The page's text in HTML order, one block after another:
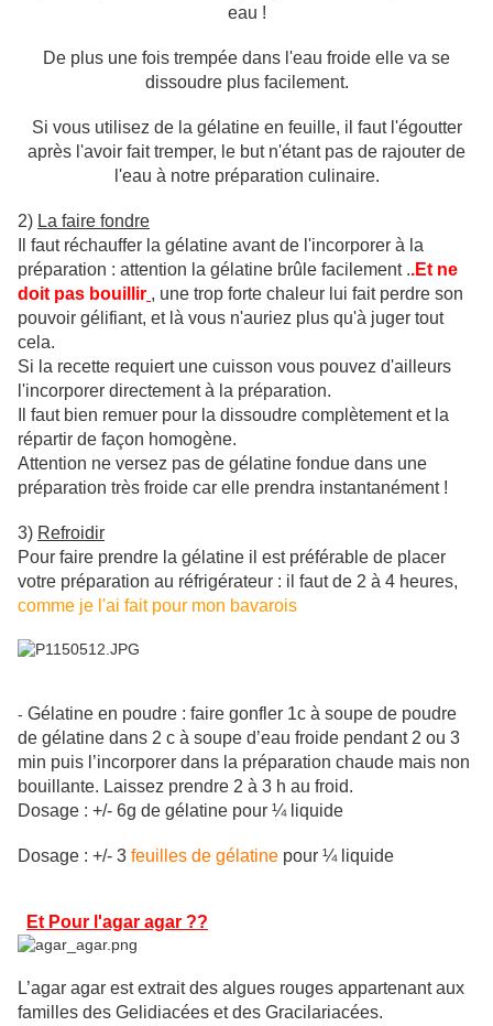
eau !
De plus une fois trempée dans l'eau froide elle va se
dissoudre plus facilement.
Si vous utilisez de la gélatine en feuille, il faut l'égoutter
après l'avoir fait tremper, le but n'étant pas de rajouter de
l'eau à notre préparation culinaire.
2) La faire fondre
Il faut réchauffer la gélatine avant de l'incorporer à la
préparation : attention la gélatine brûle facilement ..Et ne
doit pas bouillir , une trop forte chaleur lui fait perdre son
pouvoir gélifiant, et là vous n'auriez plus qu'à juger tout
cela.
Si la recette requiert une cuisson vous pouvez d'ailleurs
l'incorporer directement à la préparation.
Il faut bien remuer pour la dissoudre complètement et la
répartir de façon homogène.
Attention ne versez pas de gélatine fondue dans une
préparation très froide car elle prendra instantanément !
3) Refroidir
Pour faire prendre la gélatine il est préférable de placer
votre préparation au réfrigérateur : il faut de 2 à 4 heures,
comme je l'ai fait pour mon bavarois
- Gélatine en poudre : faire gonfler 1c à soupe de poudre
de gélatine dans 2 c à soupe d’eau froide pendant 2 ou 3
min puis l’incorporer dans la préparation chaude mais non
bouillante. Laissez prendre 2 à 3 h au froid.
Dosage : +/- 6g de gélatine pour ¼ liquide
Dosage : +/- 3 feuilles de gélatine pour ¼ liquide
Et Pour l'agar agar ??
L’agar agar est extrait des algues rouges appartenant aux
familles des Gelidiacées et des Gracilariacées.